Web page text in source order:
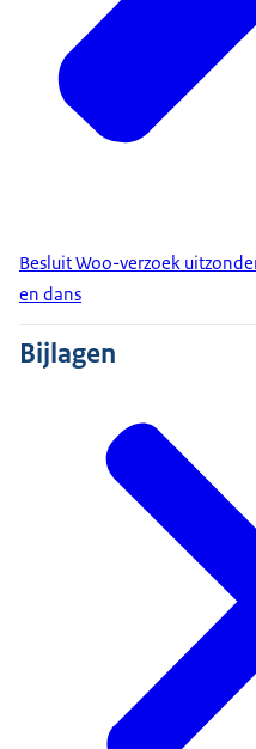
Besluit Woo-verzoek
en dans
Bijlagen